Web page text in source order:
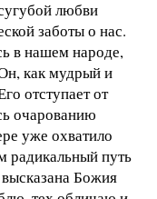
любви
заботы о нас.
в нашем народе,
как мудрый и
отступает от
очарованию
уже охватило
радикальный путь
Божия